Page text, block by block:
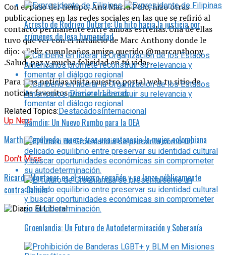
Con el paso del tiempo, Ana María Polo, hizo otras
publicaciones en las redes sociales en las que se refirió al
contacto permanente entre ambas estrellas. Una de ellas
tuvo que ver con el natalicio de Marc Anthony donde le
dijo: «Feliz cumpleaños amigo querido @marcanthony
.Salud, paz y mucha felicidad en tú vida».
Para mas noticias visita nuestro portal web tu sitio de
noticias favoritosDiario el Liberal.
Related Topics:DestacadosInternacional
Up Next
Martha Sepúlveda: muere tras una eutanasia la mujer colombiana
Don't Miss
Ricardo Montaner es el suegro regañón y se lanza públicamente
contra Camilo
Arresto de Rodrigo Duterte: Un hito hacia la justicia por
crímenes de lesa humanidad
Ramdin: Un Nuevo Rumbo para la OEA
Groenlandia: Un Futuro de Autodeterminación y Soberanía